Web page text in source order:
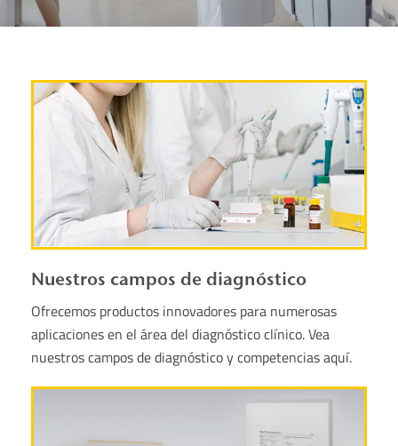
Nuestros campos de diagnóstico
Ofrecemos productos innovadores para numerosas
aplicaciones en el área del diagnóstico clínico. Vea
nuestros campos de diagnóstico y competencias aquí.